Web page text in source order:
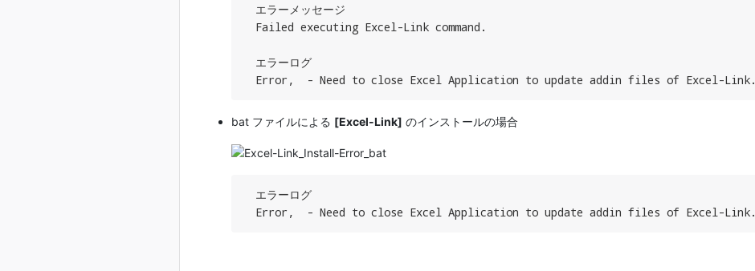
  エラーメッセージ
  Failed executing Excel-Link command.
  エラーログ
  Error,  - Need to close Excel Application to update addin files of Excel-Link.
bat ファイルによる [Excel-Link] のインストールの場合
  エラーログ
  Error,  - Need to close Excel Application to update addin files of Excel-Link.